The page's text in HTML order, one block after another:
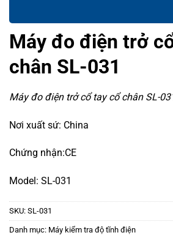
Máy đo điện trở
chân SL-031
Máy đo điện trở cổ tay cổ chân SL-
Nơi xuất sứ: China
Chứng nhận:CE
Model: SL-031
SKU: SL-031
Danh mục: Máy kiểm tra độ tĩnh điện